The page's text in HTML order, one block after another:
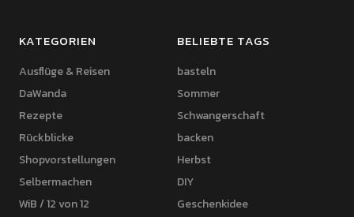
KATEGORIEN
Ausflüge & Reisen
DaWanda
Rezepte
Rückblicke
Shopvorstellungen
Selbermachen
WiB / 12 von 12
BELIEBTE TAGS
basteln
Sommer
Schwangerschaft
backen
Herbst
DIY
Geschenkidee